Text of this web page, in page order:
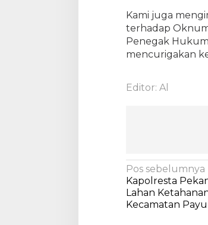
Kami juga
terhadap
Penegak
mencurigakan
Editor: Al
N
a
v
Pos sebelumnya
Kapolresta
Lahan
Kecamatan